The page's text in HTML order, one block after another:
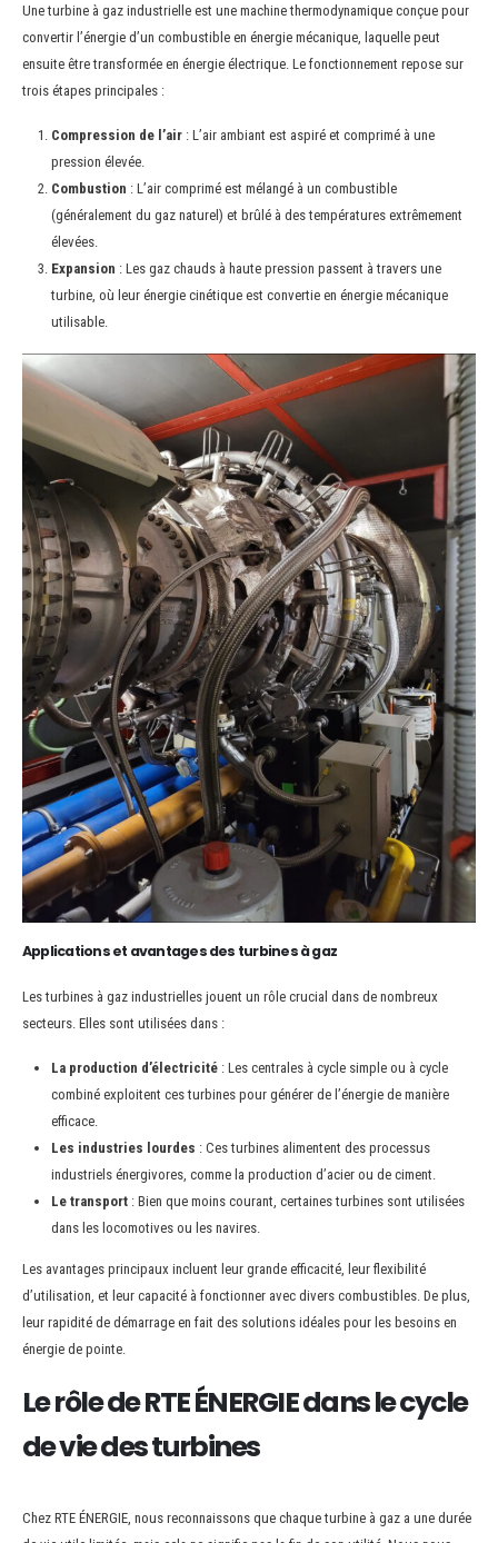
Une turbine à gaz industrielle est une machine thermodynamique conçue pour
convertir l’énergie d’un combustible en énergie mécanique, laquelle peut
ensuite être transformée en énergie électrique. Le fonctionnement repose sur
trois étapes principales :
Compression de l’air : L’air ambiant est aspiré et comprimé à une
pression élevée.
Combustion : L’air comprimé est mélangé à un combustible
(généralement du gaz naturel) et brûlé à des températures extrêmement
élevées.
Expansion : Les gaz chauds à haute pression passent à travers une
turbine, où leur énergie cinétique est convertie en énergie mécanique
utilisable.
Applications et avantages des turbines à gaz
Les turbines à gaz industrielles jouent un rôle crucial dans de nombreux
secteurs. Elles sont utilisées dans :
La production d’électricité : Les centrales à cycle simple ou à cycle
combiné exploitent ces turbines pour générer de l’énergie de manière
efficace.
Les industries lourdes : Ces turbines alimentent des processus
industriels énergivores, comme la production d’acier ou de ciment.
Le transport : Bien que moins courant, certaines turbines sont utilisées
dans les locomotives ou les navires.
Les avantages principaux incluent leur grande efficacité, leur flexibilité
d’utilisation, et leur capacité à fonctionner avec divers combustibles. De plus,
leur rapidité de démarrage en fait des solutions idéales pour les besoins en
énergie de pointe.
Le rôle de RTE ÉNERGIE dans le cycle
de vie des turbines
Chez RTE ÉNERGIE, nous reconnaissons que chaque turbine à gaz a une durée